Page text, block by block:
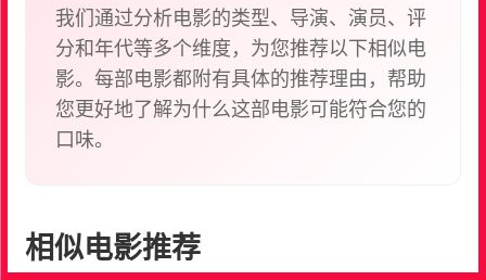
我们通过分析电影的类型、导演、演员、评
分和年代等多个维度，为您推荐以下相似电
影。每部电影都附有具体的推荐理由，帮助
您更好地了解为什么这部电影可能符合您的
口味。
相似电影推荐